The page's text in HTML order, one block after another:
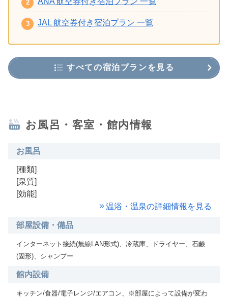
JAL 航空券付き宿泊プラン 一覧
すべての宿泊プランを見る
お風呂・客室・館内情報
お風呂
[種類]
[泉質]
[効能]
温浴・温泉の詳細情報を見る
部屋設備・備品
インターネット接続(無線LAN形式)、冷蔵庫、ドライヤー、石鹸
(固形)、シャンプー
館内設備
キッチン/食器/電子レンジ/エアコン、※部屋によって設備が変わ